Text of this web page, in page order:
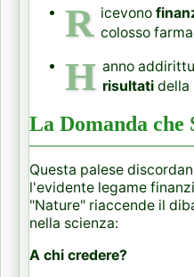
R icevono
colosso
H anno
risultatidella
La Domanda che
Questa palese
l'evidente legame
"Nature" riaccende il
nella scienza:
A chi credere?